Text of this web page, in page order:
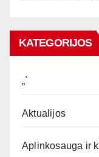
KATEGORIJOS
„`
Aktualijos
Aplinkosauga ir